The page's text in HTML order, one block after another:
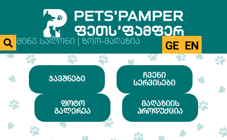
ᲒᲠᲣᲛᲘᲜᲒ ᲡᲐᲚᲝᲜᲘ | ᲖᲝᲝ-ᲛᲐᲦᲐᲖᲘᲐ GE EN
ᲯᲐᲕᲨᲜᲔᲑᲘ
ᲩᲕᲔᲜᲘ
ᲡᲔᲠᲕᲘᲡᲔᲑᲘ
ᲤᲝᲢᲝ
ᲒᲐᲚᲔᲠᲔᲐ
ᲛᲐᲦᲐᲖᲘᲘᲡ
ᲞᲠᲝᲓᲣᲥᲪᲘᲐ